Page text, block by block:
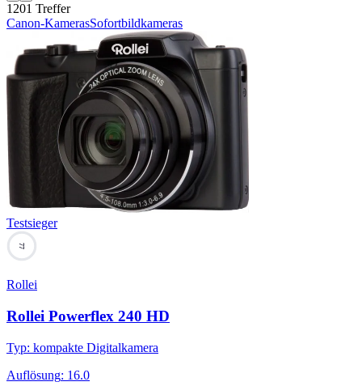
1201 Treffer
Canon-KamerasSofortbildkameras
Testsieger
77
Rollei
Rollei Powerflex 240 HD
Typ: kompakte Digitalkamera
Auflösung: 16.0